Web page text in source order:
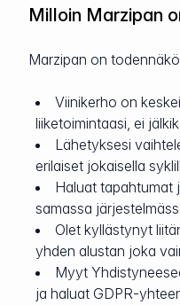
Milloin Marzipan
Marzipan on
Viinikerho on
liiketoimintaasi, ei
Lähetyksesi
erilaiset jokaisella
Haluat tapahtumat
samassa
Olet kyllästynyt
yhden alustan joka
Myyt
ja haluat GDPR-